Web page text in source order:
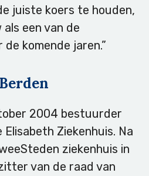
juiste koers te houden,
een van de
komende jaren.”
2004 bestuurder
Ziekenhuis. Na
ziekenhuis in
van de raad van